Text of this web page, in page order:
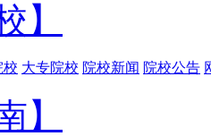
】
校 大专院校 院校新闻 院校公告
】